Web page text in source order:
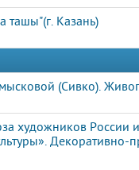
ташы"(г. Казань)
(Сивко).
художников
Декоративно-